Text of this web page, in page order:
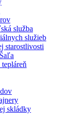
služba
služieb
starostlivosti
skládky